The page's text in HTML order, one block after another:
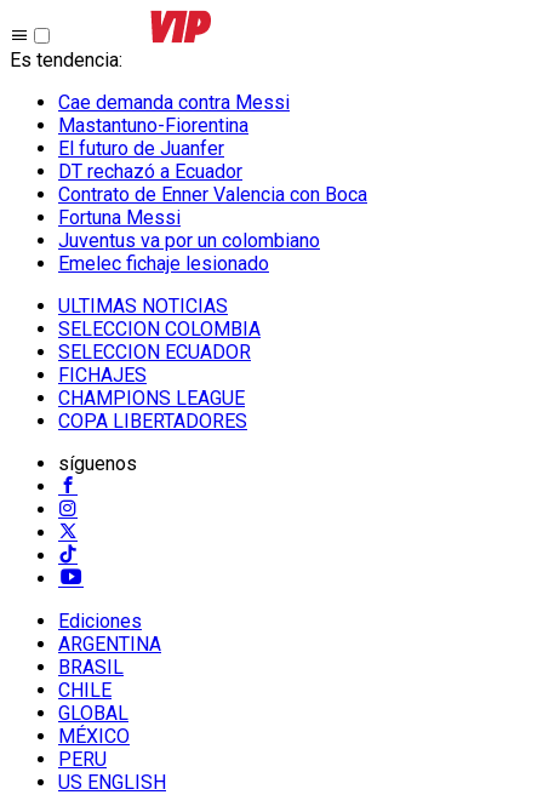
Es tendencia:
Cae demanda contra Messi
Mastantuno-Fiorentina
El futuro de Juanfer
DT rechazó a Ecuador
Contrato de Enner Valencia con Boca
Fortuna Messi
Juventus va por un colombiano
Emelec fichaje lesionado
ULTIMAS NOTICIAS
SELECCION COLOMBIA
SELECCION ECUADOR
FICHAJES
CHAMPIONS LEAGUE
COPA LIBERTADORES
síguenos
Ediciones
ARGENTINA
BRASIL
CHILE
GLOBAL
MÉXICO
PERU
US ENGLISH